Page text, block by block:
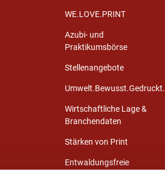
WE.LOVE.PRINT
Azubi- und
Praktikumsbörse
Stellenangebote
Umwelt.Bewusst.Gedruckt.
Wirtschaftliche Lage &
Branchendaten
Stärken von Print
Entwaldungsfreie